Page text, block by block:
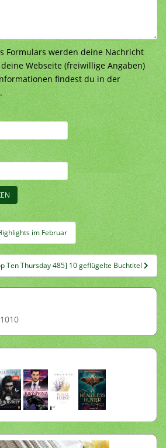
Formulars werden deine Nachricht
Webseite (freiwillige Angaben)
findest du in der
.
im Februar
Ten Thursday 485] 10 geflügelte Buchtitel
1010